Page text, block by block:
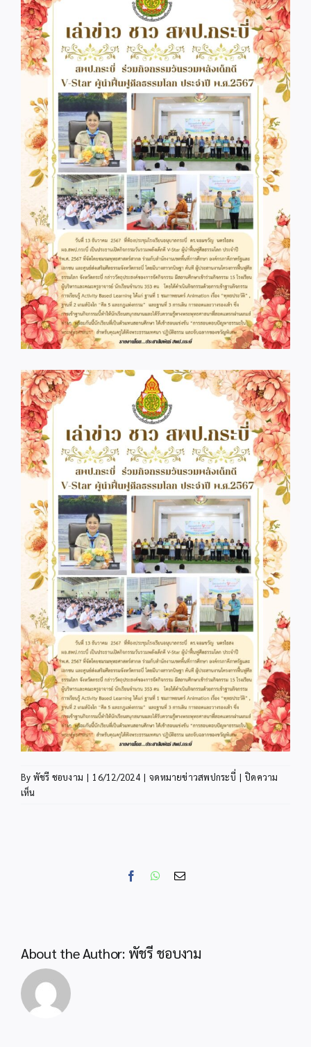
Image
By พัชรี ชอบงาม | 16/12/2024 | จดหมายข่าวสพปกระบี่ | ปิดความ
เห็น
FacebookWhatsApp
Email
About the Author: พัชรี ชอบงาม